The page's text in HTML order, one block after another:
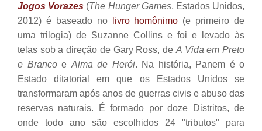
Jogos Vorazes (The Hunger Games, Estados Unidos,
2012) é baseado no
livro homônimo (e primeiro de
uma trilogia) de Suzanne Collins e foi e levado às
telas sob a direção de Gary Ross, de A Vida em Preto
e Brancoe Alma de Herói. Na história, Panem é o
Estado ditatorial em que os Estados Unidos se
transformaram após anos de guerras civis e abuso das
reservas naturais. É formado por doze Distritos, de
onde todo ano são escolhidos 24 "tributos" para